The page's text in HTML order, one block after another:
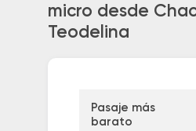
micro desde
Teodelina
Pasaje más
barato